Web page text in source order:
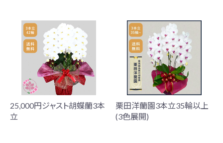
25,000円ジャスト胡蝶蘭3本
立
栗田洋蘭園3本立35輪以上
(3色展開)